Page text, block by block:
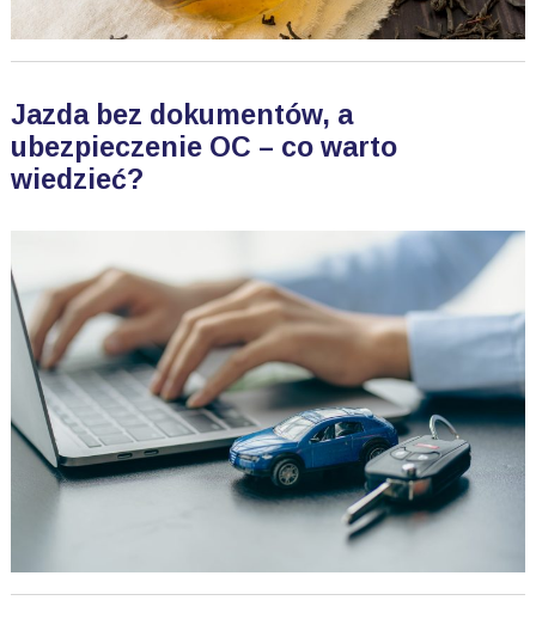
Jazda bez dokumentów, a
ubezpieczenie OC – co warto
wiedzieć?